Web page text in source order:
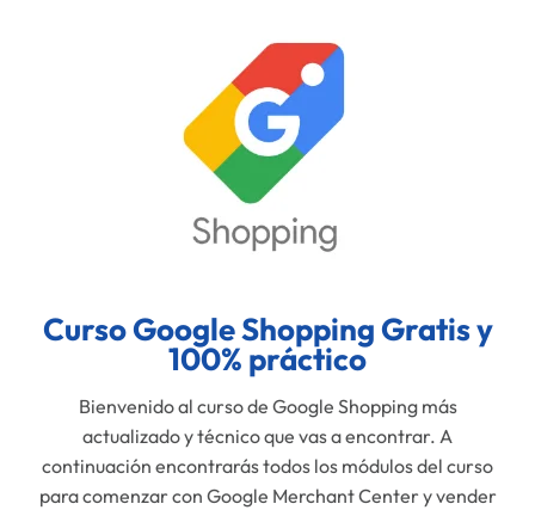
Curso Google Shopping Gratis y
100% práctico
Bienvenido al curso de Google Shopping más
actualizado y técnico que vas a encontrar. A
continuación encontrarás todos los módulos del curso
para comenzar con Google Merchant Center y vender